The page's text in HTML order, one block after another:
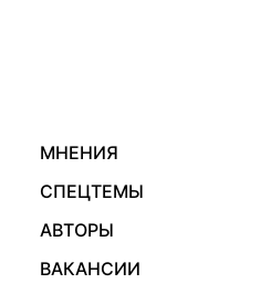
МНЕНИЯ
СПЕЦТЕМЫ
АВТОРЫ
ВАКАНСИИ